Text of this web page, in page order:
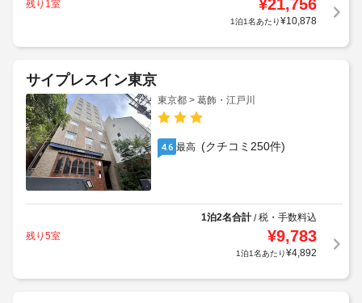
残り1室 ¥21,756
1泊1名あたり¥10,878
サイプレスイン東京
東京都 > 葛飾・江戸川
4.6 最高 (クチコミ250件)
1泊2名合計/税・手数料込
残り5室
¥9,783
1泊1名あたり¥4,892